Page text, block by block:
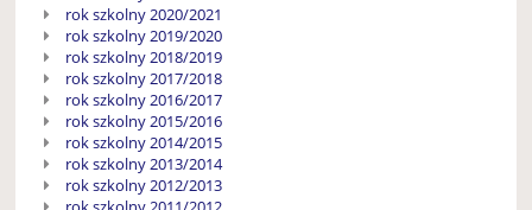
rok szkolny 2020/2021
rok szkolny 2019/2020
rok szkolny 2018/2019
rok szkolny 2017/2018
rok szkolny 2016/2017
rok szkolny 2015/2016
rok szkolny 2014/2015
rok szkolny 2013/2014
rok szkolny 2012/2013